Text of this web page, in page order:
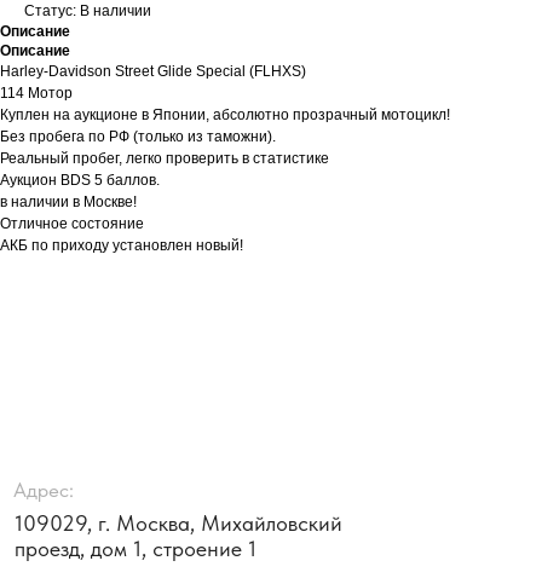
Статус: В наличии
Описание
Описание
Harley-Davidson Street Glide Special (FLHXS)
114 Мотор
Куплен на аукционе в Японии, абсолютно прозрачный мотоцикл!
Без пробега по РФ (только из таможни).
Реальный пробег, легко проверить в статистике
Аукцион BDS 5 баллов.
в наличии в Москве!
Отличное состояние
АКБ по приходу установлен новый!
Адрес:
109029, г. Москва, Михайловский
проезд, дом 1, строение 1